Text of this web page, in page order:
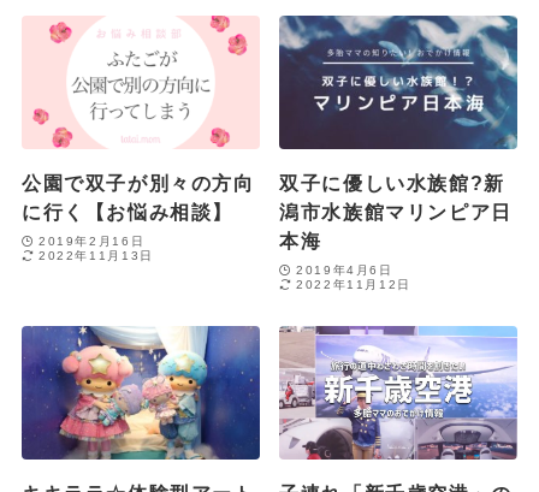
公園で双子が別々の方向
に行く【お悩み相談】
2019年2月16日
2022年11月13日
双子に優しい水族館?新
潟市水族館マリンピア日
本海
2019年4月6日
2022年11月12日